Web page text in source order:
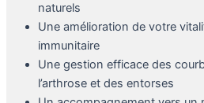
naturels
Une amélioration de votre
immunitaire
Une gestion efficace des
l’arthrose et des entorses